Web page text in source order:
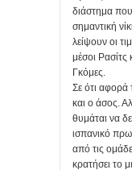
διάστημα
σημαντική
λείψουν οι
μέσοι Ρασίτς
Γκόμες.
Σε ότι αφορά
και ο άσος.
θυμάται να
ισπανικό
από τις
κρατήσει το